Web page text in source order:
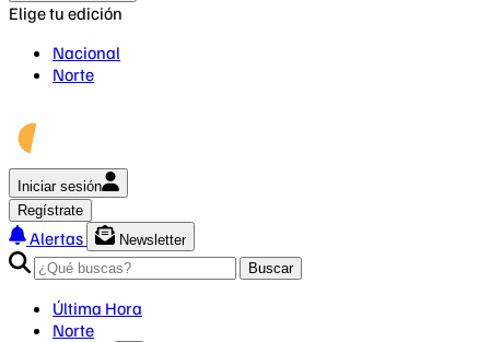
Elige tu edición
Nacional
Norte
Iniciar sesión
Regístrate
Alertas
Newsletter
Buscar
Última Hora
Norte